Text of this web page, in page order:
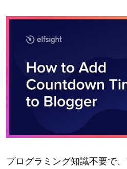
プログラミング知識不要で